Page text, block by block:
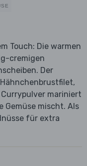
Touch: Die warmen
cremigen
Der
mariniert
Gemüse mischt. Als
für extra